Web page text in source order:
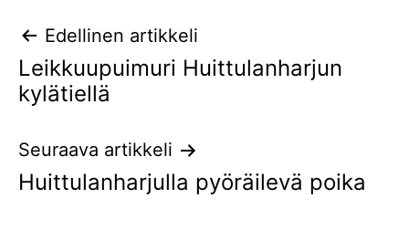
Artikkelien
selaus
Edellinen artikkeli
Leikkuupuimuri Huittulanharjun
kylätiellä
Seuraava artikkeli
Huittulanharjulla pyöräilevä poika